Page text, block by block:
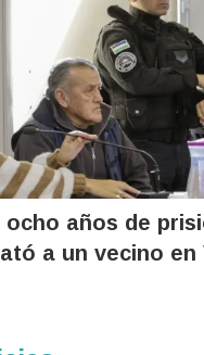
ocho años de
a un vecino en